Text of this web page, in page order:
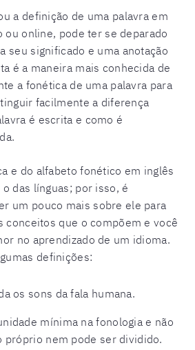
a definição de uma palavra em
online, pode ter se deparado
seu significado e uma anotação
é a maneira mais conhecida de
a fonética de uma palavra para
facilmente a diferença
é escrita e como é
e do alfabeto fonético em inglês
das línguas; por isso, é
um pouco mais sobre ele para
conceitos que o compõem e você
no aprendizado de um idioma.
definições:
os sons da fala humana.
mínima na fonologia e não
próprio nem pode ser dividido.